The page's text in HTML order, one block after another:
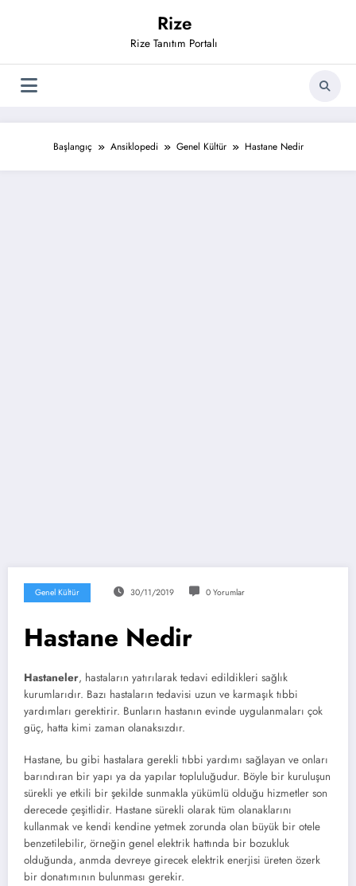
Rize
Rize Tanıtım Portalı
Başlangıç Ansiklopedi Genel Kültür Hastane Nedir
Genel Kültür 30/11/2019 0 Yorumlar
Hastane Nedir
Hastaneler, hastaların yatırılarak tedavi edildikleri sağlık
kurumlarıdır. Bazı hastaların tedavisi uzun ve karmaşık tıbbi
yardımları gerektirir. Bunların hastanın evinde uygulanmaları çok
güç, hatta kimi zaman olanaksızdır.
Hastane, bu gibi hastalara gerekli tıbbi yardımı sağlayan ve onları
barındıran bir yapı ya da yapılar topluluğudur. Böyle bir kuruluşun
sürekli ye etkili bir şekilde sunmakla yükümlü olduğu hizmetler son
derecede çeşitlidir. Hastane sürekli olarak tüm olanaklarını
kullanmak ve kendi kendine yetmek zorunda olan büyük bir otele
benzetilebilir, örneğin genel elektrik hattında bir bozukluk
olduğunda, anmda devreye girecek elektrik enerjisi üreten özerk
bir donatımının bulunması gerekir.